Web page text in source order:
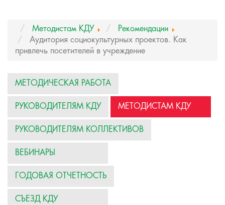
Методистам КДУ
Рекомендации
Аудитория социокультурных проектов. Как
привлечь посетителей в учреждение
МЕТОДИЧЕСКАЯ РАБОТА
РУКОВОДИТЕЛЯМ КДУ МЕТОДИСТАМ КДУ
РУКОВОДИТЕЛЯМ КОЛЛЕКТИВОВ
ВЕБИНАРЫ
ГОДОВАЯ ОТЧЕТНОСТЬ
СЪЕЗД КДУ